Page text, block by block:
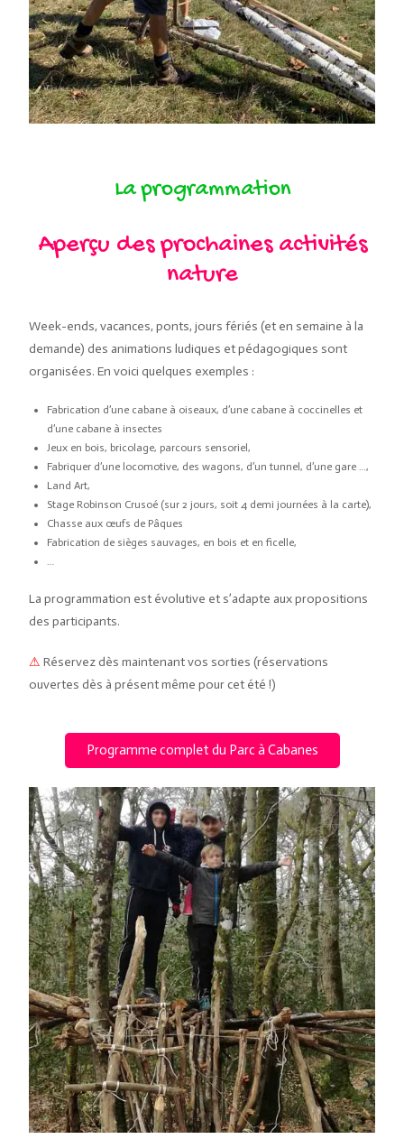
La programmation
Aperçu des prochaines activités
nature
Week-ends, vacances, ponts, jours fériés (et en semaine à la
demande) des animations ludiques et pédagogiques sont
organisées. En voici quelques exemples :
Fabrication d’une cabane à oiseaux, d’une cabane à coccinelles et
d’une cabane à insectes
Jeux en bois, bricolage, parcours sensoriel,
Fabriquer d’une locomotive, des wagons, d’un tunnel, d’une gare …,
Land Art,
Stage Robinson Crusoé (sur 2 jours, soit 4 demi journées à la carte),
Chasse aux œufs de Pâques
Fabrication de sièges sauvages, en bois et en ficelle,
La programmation est évolutive et s’adapte aux propositions
des participants.
⚠ Réservez dès maintenant vos sorties (réservations
ouvertes dès à présent même pour cet été !)
Programme complet du Parc à Cabanes